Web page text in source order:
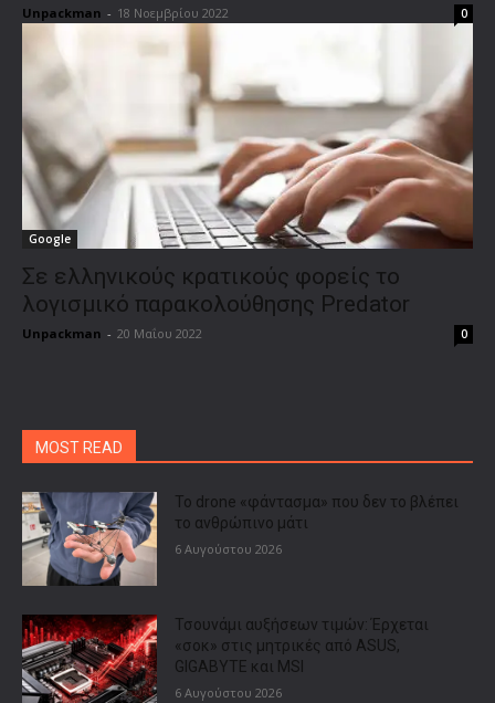
Unpackman - 18 Νοεμβρίου 2022 0
Google
Σε ελληνικούς κρατικούς φορείς το
λογισμικό παρακολούθησης Predator
Unpackman - 20 Μαΐου 2022 0
MOST READ
Το drone «φάντασμα» που δεν το βλέπει
το ανθρώπινο μάτι
6 Αυγούστου 2026
Τσουνάμι αυξήσεων τιμών: Έρχεται
«σοκ» στις μητρικές από ASUS,
GIGABYTE και MSI
6 Αυγούστου 2026